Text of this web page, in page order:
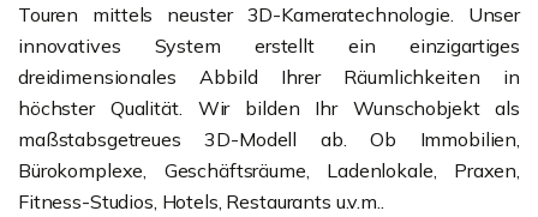
Touren mittels neuster 3D-Kameratechnologie. Unser
innovatives System erstellt ein einzigartiges
dreidimensionales Abbild Ihrer Räumlichkeiten in
höchster Qualität. Wir bilden Ihr Wunschobjekt als
maßstabsgetreues 3D-Modell ab. Ob Immobilien,
Bürokomplexe, Geschäftsräume, Ladenlokale, Praxen,
Fitness-Studios, Hotels, Restaurants u.v.m..